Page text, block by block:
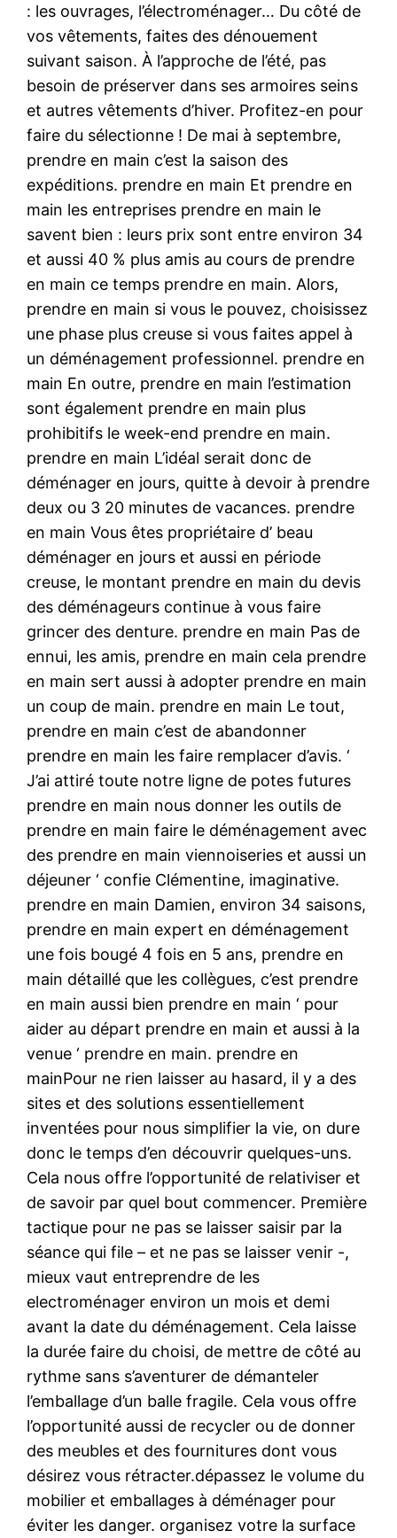
: les ouvrages, l’électroménager… Du côté de
vos vêtements, faites des dénouement
suivant saison. À l’approche de l’été, pas
besoin de préserver dans ses armoires seins
et autres vêtements d’hiver. Profitez-en pour
faire du sélectionne ! De mai à septembre,
prendre en main c’est la saison des
expéditions. prendre en main Et prendre en
main les entreprises prendre en main le
savent bien : leurs prix sont entre environ 34
et aussi 40 % plus amis au cours de prendre
en main ce temps prendre en main. Alors,
prendre en main si vous le pouvez, choisissez
une phase plus creuse si vous faites appel à
un déménagement professionnel. prendre en
main En outre, prendre en main l’estimation
sont également prendre en main plus
prohibitifs le week-end prendre en main.
prendre en main L’idéal serait donc de
déménager en jours, quitte à devoir à prendre
deux ou 3 20 minutes de vacances. prendre
en main Vous êtes propriétaire d’ beau
déménager en jours et aussi en période
creuse, le montant prendre en main du devis
des déménageurs continue à vous faire
grincer des denture. prendre en main Pas de
ennui, les amis, prendre en main cela prendre
en main sert aussi à adopter prendre en main
un coup de main. prendre en main Le tout,
prendre en main c’est de abandonner
prendre en main les faire remplacer d’avis. ‘
J’ai attiré toute notre ligne de potes futures
prendre en main nous donner les outils de
prendre en main faire le déménagement avec
des prendre en main viennoiseries et aussi un
déjeuner ‘ confie Clémentine, imaginative.
prendre en main Damien, environ 34 saisons,
prendre en main expert en déménagement
une fois bougé 4 fois en 5 ans, prendre en
main détaillé que les collègues, c’est prendre
en main aussi bien prendre en main ‘ pour
aider au départ prendre en main et aussi à la
venue ‘ prendre en main. prendre en
mainPour ne rien laisser au hasard, il y a des
sites et des solutions essentiellement
inventées pour nous simplifier la vie, on dure
donc le temps d’en découvrir quelques-uns.
Cela nous offre l’opportunité de relativiser et
de savoir par quel bout commencer. Première
tactique pour ne pas se laisser saisir par la
séance qui file – et ne pas se laisser venir -,
mieux vaut entreprendre de les
electroménager environ un mois et demi
avant la date du déménagement. Cela laisse
la durée faire du choisi, de mettre de côté au
rythme sans s’aventurer de démanteler
l’emballage d’un balle fragile. Cela vous offre
l’opportunité aussi de recycler ou de donner
des meubles et des fournitures dont vous
désirez vous rétracter.dépassez le volume du
mobilier et emballages à déménager pour
éviter les danger. organisez votre la surface